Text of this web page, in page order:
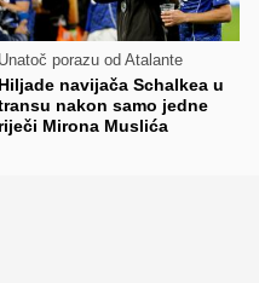
Unatoč porazu od Atalante
Hiljade navijača Schalkea u
nakon samo jedne
riječi Mirona Muslića